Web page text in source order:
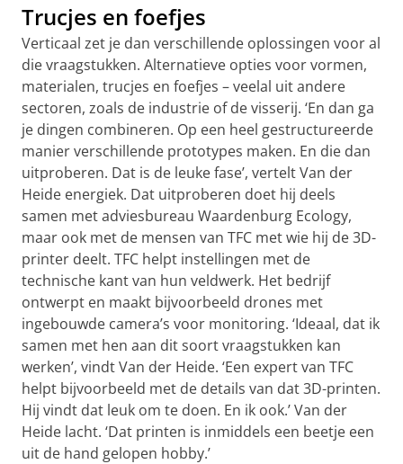
Trucjes en foefjes
Verticaal zet je dan verschillende oplossingen voor al
die vraagstukken. Alternatieve opties voor vormen,
materialen, trucjes en foefjes – veelal uit andere
sectoren, zoals de industrie of de visserij. ‘En dan ga
je dingen combineren. Op een heel gestructureerde
manier verschillende prototypes maken. En die dan
uitproberen. Dat is de leuke fase’, vertelt Van der
Heide energiek. Dat uitproberen doet hij deels
samen met adviesbureau Waardenburg Ecology,
maar ook met de mensen van TFC met wie hij de 3D-
printer deelt. TFC helpt instellingen met de
technische kant van hun veldwerk. Het bedrijf
ontwerpt en maakt bijvoorbeeld drones met
ingebouwde camera’s voor monitoring. ‘Ideaal, dat ik
samen met hen aan dit soort vraagstukken kan
werken’, vindt Van der Heide. ‘Een expert van TFC
helpt bijvoorbeeld met de details van dat 3D-printen.
Hij vindt dat leuk om te doen. En ik ook.’ Van der
Heide lacht. ‘Dat printen is inmiddels een beetje een
uit de hand gelopen hobby.’